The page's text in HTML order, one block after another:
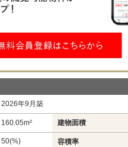
2026年9月築
160.05m² 建物面積
50(%) 容積率